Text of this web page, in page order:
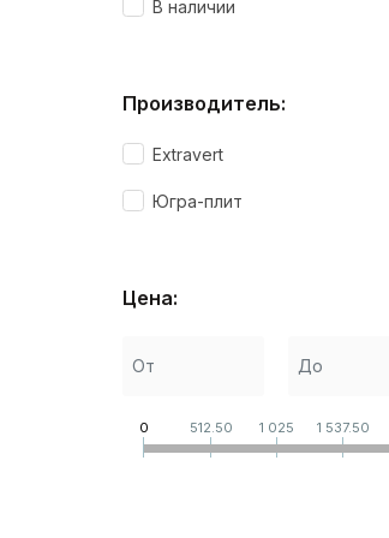
В наличии
Производитель:
Extravert
Югра-плит
Цена:
0 512.50 1 025 1 537.50